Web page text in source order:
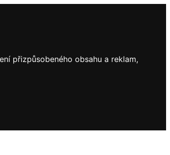
přizpůsobeného obsahu a reklam,